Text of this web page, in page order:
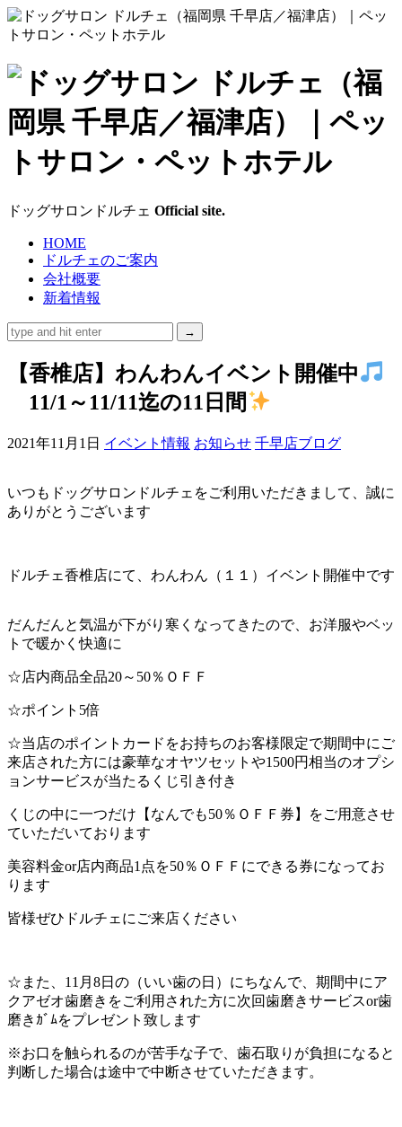
ド
ッ
グ
サ
ロ
ン
ド
ル
チ
ェ
岡
早
店
／
福
津
店）
｜
ペ
ト
サ
ロ
ドッグサロンドルチェ Official site.
HOME
ドルチェのご案内
会社概要
新着情報
【香椎店】わんわんイベント開催中
11/1～11/11迄の11日間
2021年11月1日 イベント情報 お知らせ 千早店ブログ
いつもドッグサロンドルチェをご利用いただきまして、誠に
ありがとうございます
ドルチェ香椎店にて、わんわん（１１）イベント開催中です
だんだんと気温が下がり寒くなってきたので、お洋服やベッ
トで暖かく快適に
☆店内商品全品20～50％ＯＦＦ
☆ポイント5倍
☆当店のポイントカードをお持ちのお客様限定で期間中にご
来店された方には豪華なオヤツセットや1500円相当のオプシ
ョンサービスが当たるくじ引き付き
くじの中に一つだけ【なんでも50％ＯＦＦ券】をご用意させ
ていただいております
美容料金or店内商品1点を50％ＯＦＦにできる券になってお
ります
皆様ぜひドルチェにご来店ください
☆また、11月8日の（いい歯の日）にちなんで、期間中にア
クアゼオ歯磨きをご利用された方に次回歯磨きサービスor歯
磨きｶﾞﾑをプレゼント致します
※お口を触られるのが苦手な子で、歯石取りが負担になると
判断した場合は途中で中断させていただきます。